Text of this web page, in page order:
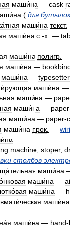
маши́на — cask
( для бутылок
маши́на текст.
маши́на с .-х —
маши́на полигр —
маши́на —
маши́на — typesetter
маши́на —
маши́на —
маши́на — paper
маши́на — paper-
маши́на прок —
machine stoper,
столбов
маши́на
маши́на —
маши́на —
маши́на
маши́на — hand-